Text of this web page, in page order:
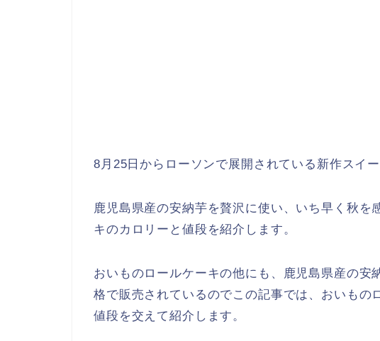
8月25日からローソンで展開されている新作スイ
鹿児島県産の安納芋を贅沢に使い、いち早く秋を
キのカロリーと値段を紹介します。
おいものロールケーキの他にも、鹿児島県産の安
格で販売されているのでこの記事では、おいもの
値段を交えて紹介します。